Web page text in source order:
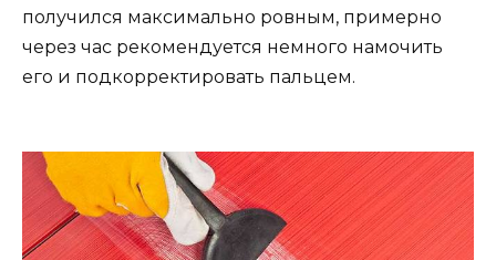
получился максимально ровным, примерно
через час рекомендуется немного намочить
его и подкорректировать пальцем.